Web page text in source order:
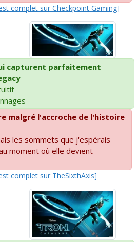
complet sur Checkpoint Gaming]
capturent parfaitement
malgré l'accroche de l'histoire
les sommets que j'espérais
moment où elle devient
complet sur TheSixthAxis]